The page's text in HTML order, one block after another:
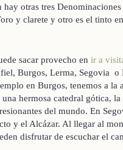
hay otras tres
y clarete y otro es el tinto
sacar provecho en ir a
Burgos, Lerma, Segovia o
en Burgos, tenemos a la
hermosa catedral gótica,
del mundo. En
y el Alcázar. Al llegar al
disfrutar de escuchar el